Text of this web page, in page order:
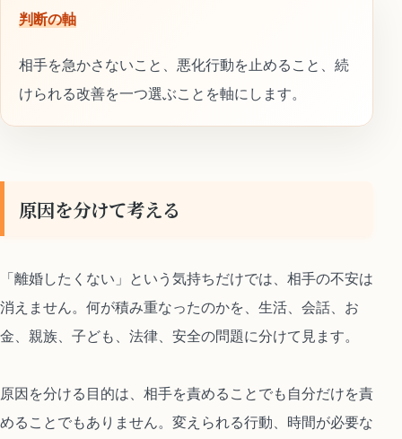
判断の軸
相手を急かさないこと、悪化行動を止めること、続
けられる改善を一つ選ぶことを軸にします。
原因を分けて考える
「離婚したくない」という気持ちだけでは、相手の不安は
消えません。何が積み重なったのかを、生活、会話、お
金、親族、子ども、法律、安全の問題に分けて見ます。
原因を分ける目的は、相手を責めることでも自分だけを責
めることでもありません。変えられる行動、時間が必要な